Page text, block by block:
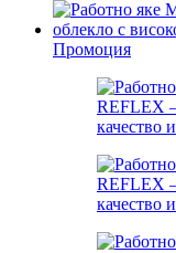
Промоция